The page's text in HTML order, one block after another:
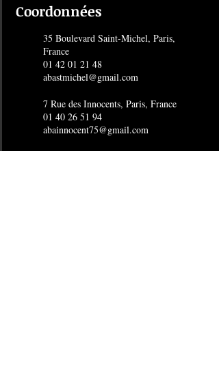
Coordonnées
35 Boulevard Saint-Michel, Paris,
France
01 42 01 21 48
abastmichel@gmail.com
7 Rue des Innocents, Paris, France
01 40 26 51 94
abainnocent75@gmail.com